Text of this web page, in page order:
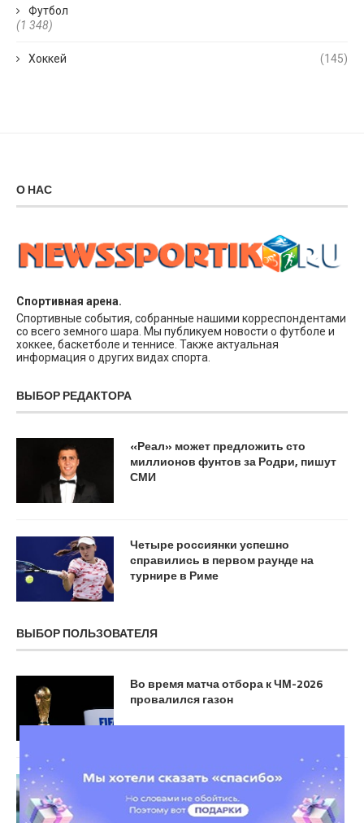
Футбол
(1 348)
Хоккей (145)
О НАС
Спортивная арена.
Спортивные события, собранные нашими корреспондентами
со всего земного шара. Мы публикуем новости о футболе и
хоккее, баскетболе и теннисе. Также актуальная
информация о других видах спорта.
ВЫБОР РЕДАКТОРА
«Реал» может предложить сто
миллионов фунтов за Родри, пишут
СМИ
Четыре россиянки успешно
справились в первом раунде на
турнире в Риме
ВЫБОР ПОЛЬЗОВАТЕЛЯ
Во время матча отбора к ЧМ-2026
провалился газон
Уилкшир — о результативности
Батракова: Для полузащитника это
феноменальные показатели